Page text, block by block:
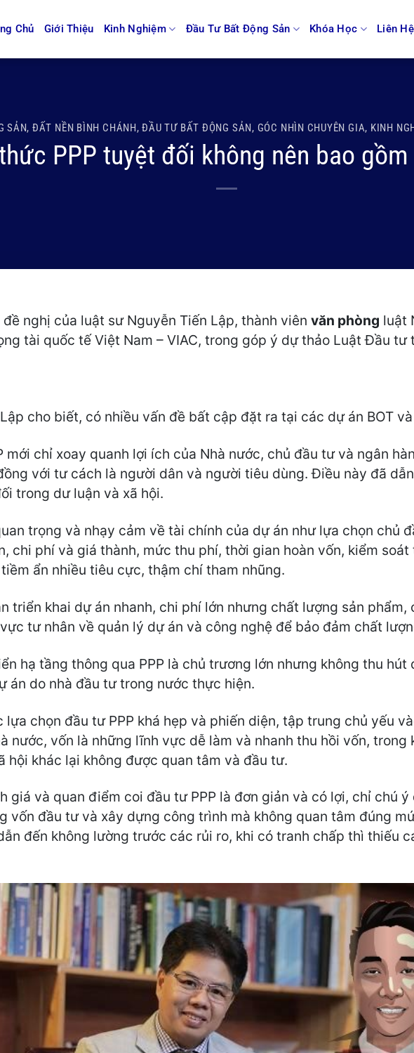
Chủ Giới Thiệu Kinh Nghiệm Đầu Tư Bất Động Sản Khóa Học Liên Hệ
SẢN, ĐẤT NỀN BÌNH CHÁNH,ĐẦU TƯ BẤT ĐỘNG SẢN, GÓC NHÌN CHUYÊN GIA, KINH
PPP tuyệt đối không nên bao
nghị của luật sư Nguyễn Tiến Lập, thành viên văn phòng luật
tài quốc tế Việt Nam – VIAC, trong góp ý dự thảo Luật Đầu
cho biết, có nhiều vấn đề bất cập đặt ra tại các dự án BOT
mới chỉ xoay quanh lợi ích của Nhà nước, chủ đầu tư và ngân
với tư cách là người dân và người tiêu dùng. Điều này đã
trong dư luận và xã hội.
trọng và nhạy cảm về tài chính của dự án như lựa chọn chủ
chi phí và giá thành, mức thu phí, thời gian hoàn vốn, kiểm
ẩn nhiều tiêu cực, thậm chí tham nhũng.
triển khai dự án nhanh, chi phí lớn nhưng chất lượng sản
tư nhân về quản lý dự án và công nghệ để bảo đảm chất
hạ tầng thông qua PPP là chủ trương lớn nhưng không thu
án do nhà đầu tư trong nước thực hiện.
chọn đầu tư PPP khá hẹp và phiến diện, tập trung chủ yếu
nước, vốn là những lĩnh vực dễ làm và nhanh thu hồi vốn, trong
hội khác lại không được quan tâm và đầu tư.
giá và quan điểm coi đầu tư PPP là đơn giản và có lợi, chỉ chú
vốn đầu tư và xây dựng công trình mà không quan tâm đúng
đến không lường trước các rủi ro, khi có tranh chấp thì thiếu